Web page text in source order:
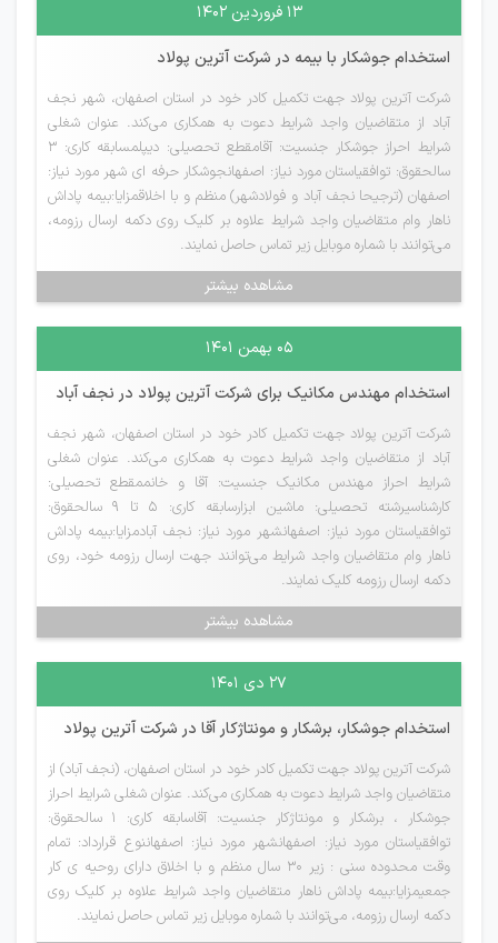
۱۳ فروردین ۱۴۰۲
استخدام جوشکار با بیمه در شرکت آترین پولاد
شرکت آترین پولاد جهت تکمیل کادر خود در استان اصفهان، شهر نجف
آباد از متقاضیان واجد شرایط دعوت به همکاری می‌کند. عنوان شغلی
شرایط احراز جوشکار جنسیت: آقامقطع تحصیلی: دیپلمسابقه کاری: ۳
سالحقوق: توافقیاستان مورد نیاز: اصفهانجوشکار حرفه ای شهر مورد نیاز:
اصفهان (ترجیحا نجف آباد و فولادشهر) منظم و با اخلاقمزایا:بیمه پاداش
ناهار وام متقاضیان واجد شرایط علاوه بر کلیک روی دکمه ارسال رزومه،
می‌توانند با شماره موبایل زیر تماس حاصل نمایند.
مشاهده بیشتر
۰۵ بهمن ۱۴۰۱
استخدام مهندس مکانیک برای شرکت آترین پولاد در نجف آباد
شرکت آترین پولاد جهت تکمیل کادر خود در استان اصفهان، شهر نجف
آباد از متقاضیان واجد شرایط دعوت به همکاری می‌کند. عنوان شغلی
شرایط احراز مهندس مکانیک جنسیت: آقا و خانممقطع تحصیلی:
کارشناسیرشته تحصیلی: ماشین ابزارسابقه کاری: 5 تا 9 سالحقوق:
توافقیاستان مورد نیاز: اصفهانشهر مورد نیاز: نجف آبادمزایا:بیمه پاداش
ناهار وام متقاضیان واجد شرایط می‌توانند جهت ارسال رزومه خود، روی
دکمه ارسال رزومه کلیک نمایند.
مشاهده بیشتر
۲۷ دی ۱۴۰۱
استخدام جوشکار، برشکار و مونتاژکار آقا در شرکت آترین پولاد
شرکت آترین پولاد جهت تکمیل کادر خود در استان اصفهان، (نجف آباد) از
متقاضیان واجد شرایط دعوت به همکاری می‌کند. عنوان شغلی شرایط احراز
جوشکار ، برشکار و مونتاژکار جنسیت: آقاسابقه کاری: 1 سالحقوق:
توافقیاستان مورد نیاز: اصفهانشهر مورد نیاز: اصفهاننوع قرارداد: تمام
وقت محدوده سنی : زیر 30 سال منظم و با اخلاق دارای روحیه ی کار
جمعیمزایا:بیمه پاداش ناهار متقاضیان واجد شرایط علاوه بر کلیک روی
دکمه ارسال رزومه، می‌توانند با شماره موبایل زیر تماس حاصل نمایند.